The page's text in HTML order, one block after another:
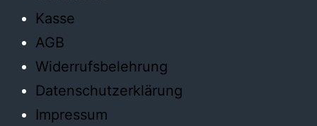
Kasse
AGB
Widerrufsbelehrung
Datenschutzerklärung
Impressum